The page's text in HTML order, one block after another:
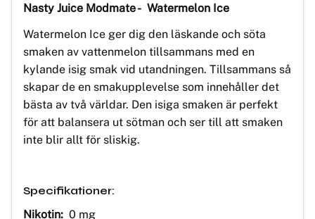
Nasty Juice Modmate - Watermelon Ice
Watermelon Ice ger dig den läskande och söta
smaken av vattenmelon tillsammans med en
kylande isig smak vid utandningen. Tillsammans så
skapar de en smakupplevelse som innehåller det
bästa av två världar. Den isiga smaken är perfekt
för att balansera ut sötman och ser till att smaken
inte blir allt för sliskig.
Specifikationer:
Nikotin: 0 mg